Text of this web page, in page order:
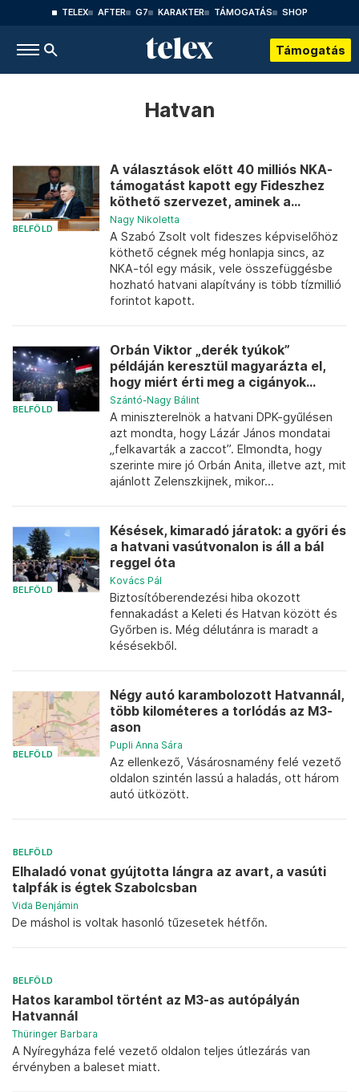
TELEX AFTER G7 KARAKTER TÁMOGATÁS SHOP
Támogatás
Hatvan
BELFÖLD
A választások előtt 40 milliós NKA-
támogatást kapott egy Fideszhez
köthető szervezet, aminek a...
Nagy Nikoletta
A Szabó Zsolt volt fideszes képviselőhöz
köthető cégnek még honlapja sincs, az
NKA-tól egy másik, vele összefüggésbe
hozható hatvani alapítvány is több tízmillió
forintot kapott.
BELFÖLD
Orbán Viktor „derék tyúkok”
példáján keresztül magyarázta el,
hogy miért érti meg a cigányok...
Szántó-Nagy Bálint
A miniszterelnök a hatvani DPK-gyűlésen
azt mondta, hogy Lázár János mondatai
„felkavarták a zaccot”. Elmondta, hogy
szerinte mire jó Orbán Anita, illetve azt, mit
ajánlott Zelenszkijnek, mikor...
BELFÖLD
Késések, kimaradó járatok: a győri és
a hatvani vasútvonalon is áll a bál
reggel óta
Kovács Pál
Biztosítóberendezési hiba okozott
fennakadást a Keleti és Hatvan között és
Győrben is. Még délutánra is maradt a
késésekből.
BELFÖLD
Négy autó karambolozott Hatvannál,
több kilométeres a torlódás az M3-
ason
Pupli Anna Sára
Az ellenkező, Vásárosnamény felé vezető
oldalon szintén lassú a haladás, ott három
autó ütközött.
BELFÖLD
Elhaladó vonat gyújtotta lángra az avart, a vasúti
talpfák is égtek Szabolcsban
Vida Benjámin
De máshol is voltak hasonló tűzesetek hétfőn.
BELFÖLD
Hatos karambol történt az M3-as autópályán
Hatvannál
Thüringer Barbara
A Nyíregyháza felé vezető oldalon teljes útlezárás van
érvényben a baleset miatt.